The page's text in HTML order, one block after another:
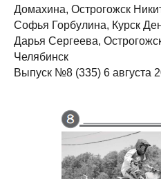
Домахина, Острогожск
Софья Горбулина, Курск
Дарья Сергеева,
Челябинск
Выпуск №8 (335) 6 августа